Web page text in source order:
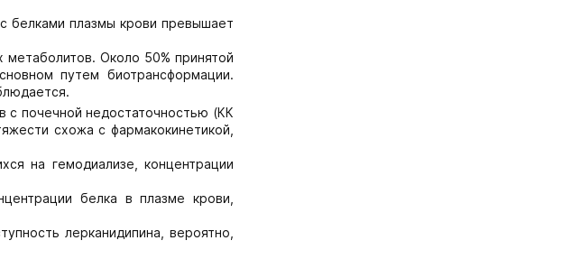
белками плазмы крови превышает
метаболитов. Около 50% принятой
путем биотрансформации.
с почечной недостаточностью (КК
схожа с фармакокинетикой,
на гемодиализе, концентрации
белка в плазме крови,
лерканидипина, вероятно,